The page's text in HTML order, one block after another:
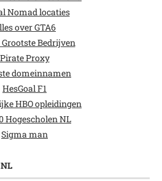
Nomad locaties
over GTA6
Grootste Bedrijven
Pirate Proxy
domeinnamen
HesGoal F1
HBO opleidingen
Hogescholen NL
Sigma man